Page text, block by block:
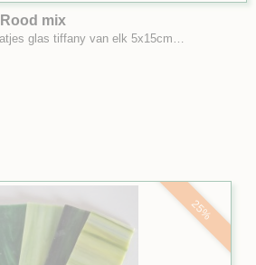
mix
glas tiffany van elk 5x15cm…
25%